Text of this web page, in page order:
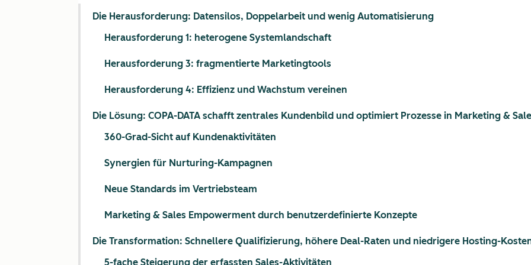
Die Herausforderung: Datensilos, Doppelarbeit und wenig Automatisierung
Herausforderung 1: heterogene Systemlandschaft
Herausforderung 3: fragmentierte Marketingtools
Herausforderung 4: Effizienz und Wachstum vereinen
Die Lösung: COPA-DATA schafft zentrales Kundenbild und optimiert Prozesse in Marketing &
360-Grad-Sicht auf Kundenaktivitäten
Synergien für Nurturing-Kampagnen
Neue Standards im Vertriebsteam
Marketing & Sales Empowerment durch benutzerdefinierte Konzepte
Die Transformation: Schnellere Qualifizierung, höhere Deal-Raten und niedrigere Hosting-
5-fache Steigerung der erfassten Sales-Aktivitäten